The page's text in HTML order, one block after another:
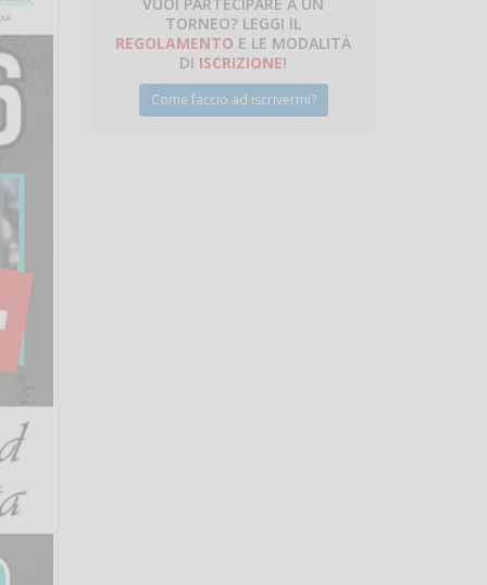
TORNEO? LEGGI IL
REGOLAMENTO E LE MODALITÀ
DI ISCRIZIONE!
Come faccio ad iscrivermi?